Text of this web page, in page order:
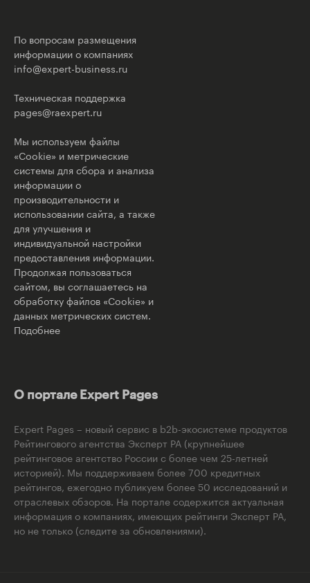
По вопросам размещения
информации о компаниях
info@expert-business.ru
Техническая поддержка
pages@raexpert.ru
Мы используем файлы
«Cookie» и метрические
системы для сбора и анализа
информации о
производительности и
использовании сайта, а также
для улучшения и
индивидуальной настройки
предоставления информации.
Продолжая пользоваться
сайтом, вы соглашаетесь на
обработку файлов «Cookie» и
данных метрических систем.
Подобнее
О портале Expert Pages
Expert Pages – новый сервис в b2b-экосистеме продуктов
Рейтингового агентства Эксперт РА (крупнейшее
рейтинговое агентство России с более чем 25-летней
историей). Мы поддерживаем более 700 кредитных
рейтингов, ежегодно публикуем более 50 исследований и
отраслевых обзоров. На портале содержится актуальная
информация о компаниях, имеющих рейтинги Эксперт РА,
но не только (следите за обновлениями).